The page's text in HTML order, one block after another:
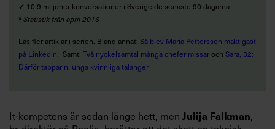
✔ 10,9 miljoner konversationer i Sverige de senaste 90 dagarna
*Statistik från april 2016
Läs fler artiklar i serien. Bland annat: Så blev Maria Pettersson mäktigast
på Linkedin. Samt: Två nyckelsamtal många chefer missaroch Sara, 32:
Därför tappar ni unga kvinnliga talanger
It-kompetens är sedan länge hett, men Julija Falkman,